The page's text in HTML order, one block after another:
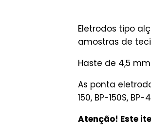
Eletrodos tipo
amostras de
Haste de 4,5
As ponta
150, BP-150S,
Atenção! Este